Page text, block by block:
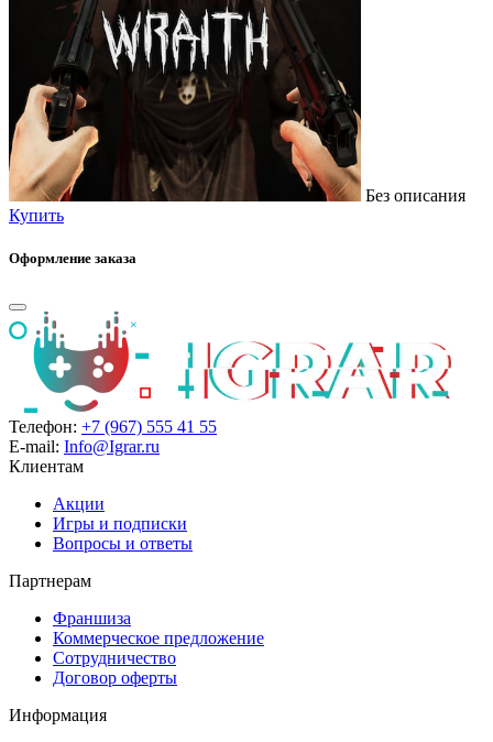
Без описания
Купить
Оформление заказа
Телефон: +7 (967) 555 41 55
E-mail: Info@Igrar.ru
Клиентам
Акции
Игры и подписки
Вопросы и ответы
Партнерам
Франшиза
Коммерческое предложение
Сотрудничество
Договор оферты
Информация